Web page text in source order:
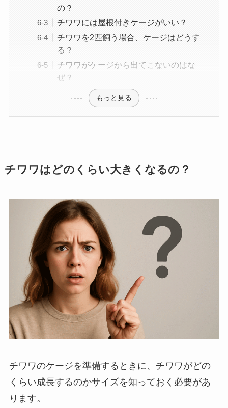
の？
チワワには屋根付きケージがいい？
チワワを2匹飼う場合、ケージはどうす
る？
チワワがケージから出てこないのはな
ぜ？
もっと見る
チワワはどのくらい大きくなるの？
チワワのケージを準備するときに、チワワがどの
くらい成長するのかサイズを知っておく必要があ
ります。